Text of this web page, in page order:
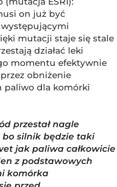
on już być
mutacji staje się stale
działać leki
momentu efektywnie
obniżenie
paliwo dla komórki
przestał nagle
silnik będzie taki
jak paliwa całkowicie
z podstawowych
komórka